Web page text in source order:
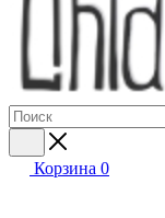
Корзина 0